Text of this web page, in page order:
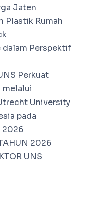
Jaten
Plastik Rumah
dalam Perspektif
Perkuat
melalui
University
pada
2026
2026
UNS